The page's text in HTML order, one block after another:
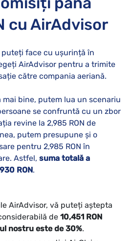
cu AirAdvisor
puteți face cu ușurință în
AirAdvisor pentru a trimite
către compania aeriană.
bine, putem lua un scenariu
se confruntă cu un zbor
revine la 2,985 RON de
putem presupune și o
pentru 2,985 RON în
Astfel, suma totală a
RON.
AirAdvisor, vă puteți aștepta
de 10,451 RON
nostru este de 30%.